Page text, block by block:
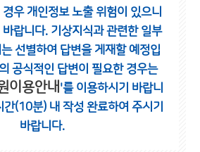
우 개인정보 노출 위험이 있으니
랍니다. 기상지식과 관련한 일부
선별하여 답변을 게재할 예정입
공식적인 답변이 필요한 경우는
이용안내 '를 이용하시기 바랍니
간(10분) 내 작성 완료하여 주시기
바랍니다.